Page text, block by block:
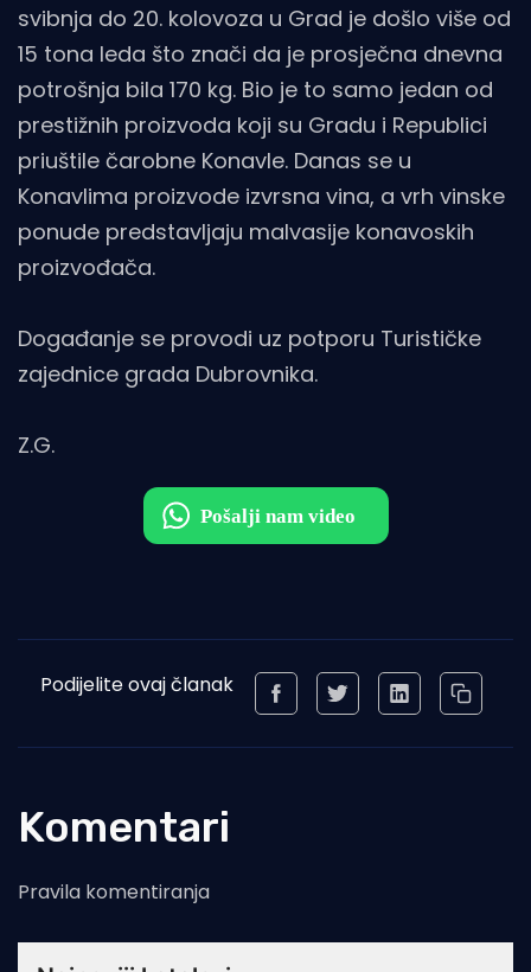
svibnja do 20. kolovoza u Grad je došlo više od
15 tona leda što znači da je prosječna dnevna
potrošnja bila 170 kg. Bio je to samo jedan od
prestižnih proizvoda koji su Gradu i Republici
priuštile čarobne Konavle. Danas se u
Konavlima proizvode izvrsna vina, a vrh vinske
ponude predstavljaju malvasije konavoskih
proizvođača.
Događanje se provodi uz potporu Turističke
zajednice grada Dubrovnika.
Z.G.
Podijelite ovaj članak
Komentari
Pravila komentiranja